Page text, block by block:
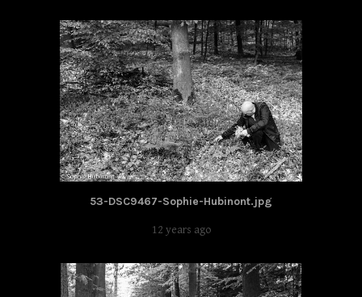
53-DSC9467-Sophie-Hubinont.jpg
12 years ago